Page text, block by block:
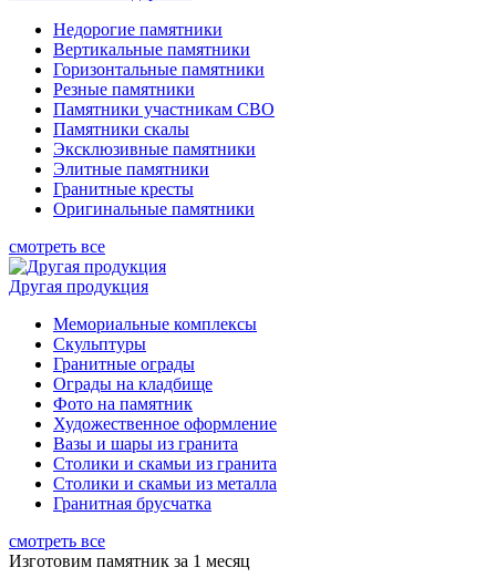
Недорогие памятники
Вертикальные памятники
Горизонтальные памятники
Резные памятники
Памятники участникам СВО
Памятники скалы
Эксклюзивные памятники
Элитные памятники
Гранитные кресты
Оригинальные памятники
смотреть все
Другая продукция
Мемориальные комплексы
Скульптуры
Гранитные ограды
Ограды на кладбище
Фото на памятник
Художественное оформление
Вазы и шары из гранита
Столики и скамьи из гранита
Столики и скамьи из металла
Гранитная брусчатка
смотреть все
Изготовим памятник за 1 месяц